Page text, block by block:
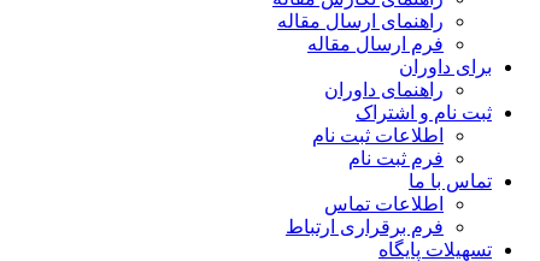
راهنمای ارسال مقاله
فرم ارسال مقاله
برای داوران
راهنمای داوران
ثبت نام و اشتراک
اطلاعات ثبت نام
فرم ثبت نام
تماس با ما
اطلاعات تماس
فرم برقراری ارتباط
تسهیلات پایگاه